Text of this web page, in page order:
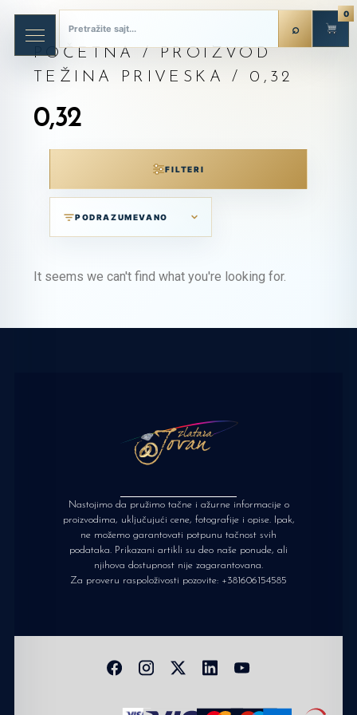
POČETNA
/ PROIZVOD
TEŽINA PRIVESKA / 0,32
0,32
FILTERI
It seems we can't find what you're looking for.
Nastojimo da pružimo tačne i ažurne informacije o
proizvodima, uključujući cene, fotografije i opise. Ipak,
ne možemo garantovati potpunu tačnost svih
podataka. Prikazani artikli su deo naše ponude, ali
njihova dostupnost nije zagarantovana.
Za proveru raspoloživosti pozovite: +381606154585
0